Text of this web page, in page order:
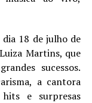
18 de julho de
Martins, que
sucessos.
a cantora
e surpresas